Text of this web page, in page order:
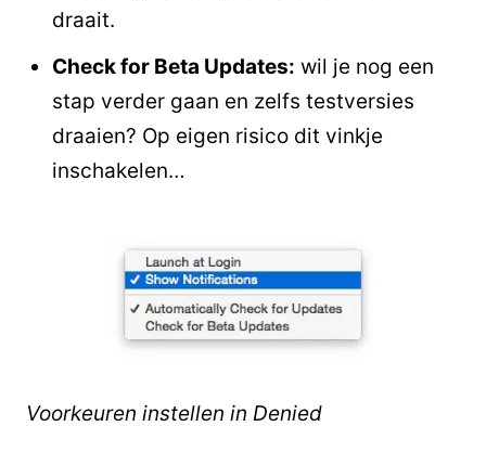
draait.
Check for Beta Updates: wil je nog een
stap verder gaan en zelfs testversies
draaien? Op eigen risico dit vinkje
inschakelen…
Voorkeuren instellen in Denied